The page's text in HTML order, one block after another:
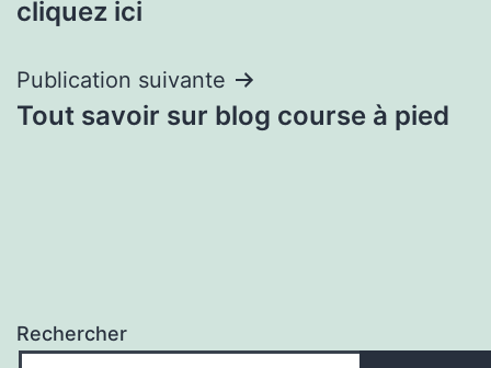
cliquez ici
Publication suivante
Tout savoir sur blog course à pied
Rechercher